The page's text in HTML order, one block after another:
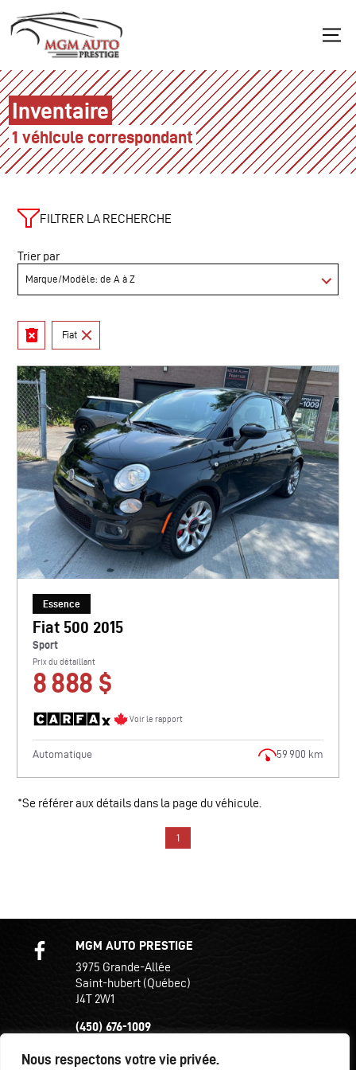
Nous respectons votre vie privée.
Inventaire
1 véhicule correspondant
FILTRER LA RECHERCHE
Trier par
Fiat
Essence
Fiat 500 2015
Sport
Prix du détaillant
8 888 $
Voir le rapport
Automatique 59 900 km
*Se référer aux détails dans la page du véhicule.
1
MGM AUTO PRESTIGE
3975 Grande-Allée
Saint-hubert (Québec)
J4T 2W1
(450) 676-1009